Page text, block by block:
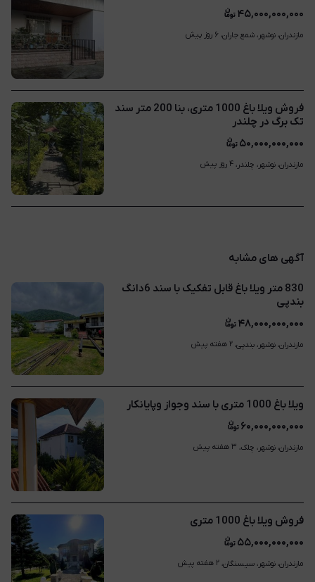
۴۵,۰۰۰,۰۰۰,۰۰۰
مازندران، نوشهر، شمع جاران، ۶ روز پیش
فروش ویلا باغ 1000 متری، بنا 200 متر سند
تک برگ در چلندر
۵۰,۰۰۰,۰۰۰,۰۰۰
مازندران، نوشهر، چلندر، ۴ روز پیش
آگهی های مشابه
830 متر ویلا باغ قابل تفکیک با سند 6دانگ
بندپی
۴۸,۰۰۰,۰۰۰,۰۰۰
مازندران، نوشهر، بندپی، ۲ هفته پیش
ویلا باغ 1000 متری با سند وجواز وپایانکار
۶۰,۰۰۰,۰۰۰,۰۰۰
مازندران، نوشهر، چلک، ۳ هفته پیش
فروش ویلا باغ 1000 متری
۵۵,۰۰۰,۰۰۰,۰۰۰
مازندران، نوشهر، سیسنگان، ۲ هفته پیش